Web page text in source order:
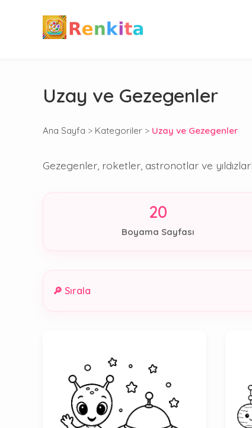
Uzay ve Gezegenler
Ana Sayfa > Kategoriler > Uzay ve Gezegenler
Gezegenler, roketler, astronotlar ve
20
Boyama Sayfası
🔎 Sırala